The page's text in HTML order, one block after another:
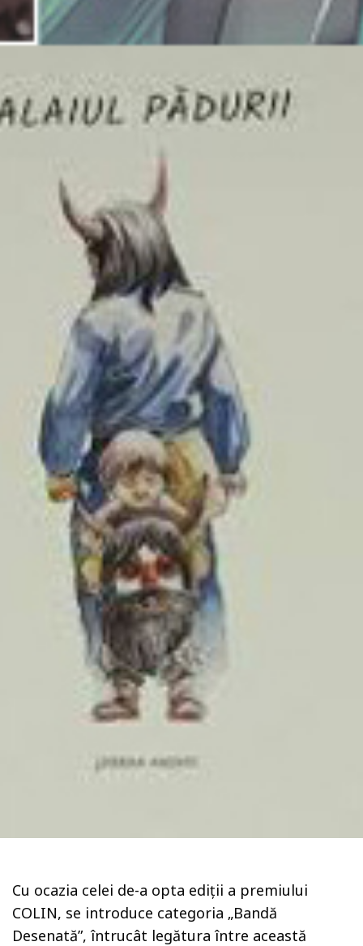
Cu ocazia celei de-a opta ediții a premiului
COLIN, se introduce categoria „Bandă
Desenată”, întrucât legătura între această